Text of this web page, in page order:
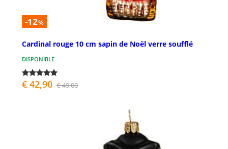
-12%
Cardinal rouge 10 cm sapin de Noël verre soufflé
DISPONIBLE
€ 42,90 € 49,00